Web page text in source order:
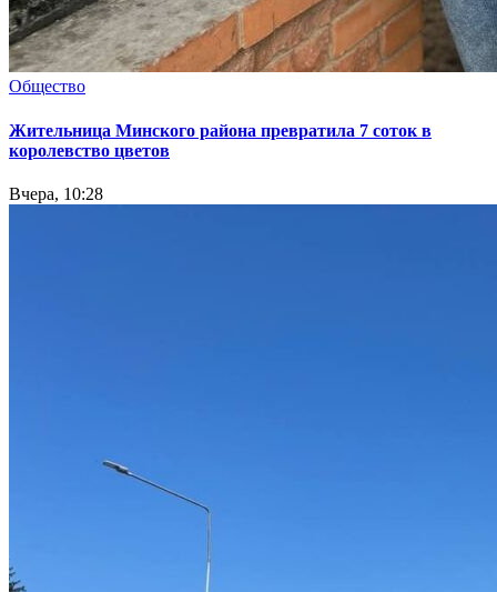
Общество
Жительница Минского района превратила 7 соток в
королевство цветов
Вчера, 10:28